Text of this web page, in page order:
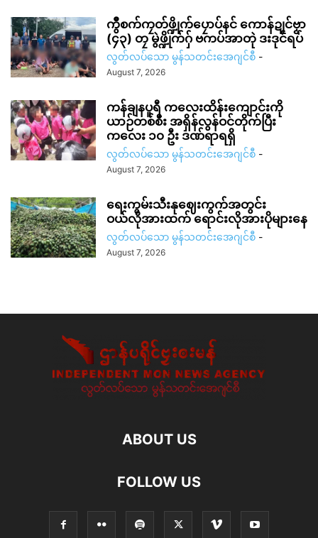
ကွဳစက်ကၠတ်ဖ္ဍိုက်ပၠောပ်နင် ကောန်ဍုင်ဗၟာ
(၄၃) တၠ မွဲဖ္ဍိုက်ဂှ် ဗကပ်အာတုဲ ဒးဒုင်ရပ်
လွတ်လပ်သော မွန်သတင်းအေဂျင်စီ -
August 7, 2026
ကန်ချနပူရီ ကလေးထိန်းကျောင်းကို
ယာဉ်တစ်စီး အရှိန်လွန်ဝင်တိုက်ပြီး
ကလေး ၁၀ ဦး ဒဏ်ရာရရှိ
လွတ်လပ်သော မွန်သတင်းအေဂျင်စီ -
August 7, 2026
ရေးကွမ်းသီးနုဈေးကွက်အတွင်း
ဝယ်လိုအားထက် ရောင်းလိုအားပိုများနေ
လွတ်လပ်သော မွန်သတင်းအေဂျင်စီ -
August 7, 2026
ABOUT US
FOLLOW US